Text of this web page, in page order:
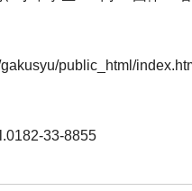
public_html/
33-8855